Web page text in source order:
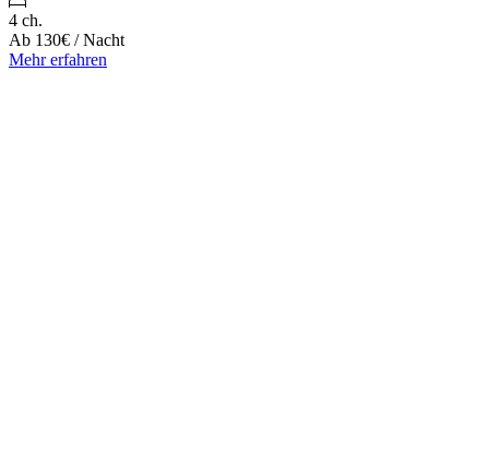
4 ch.
Ab 130€ / Nacht
Mehr erfahren